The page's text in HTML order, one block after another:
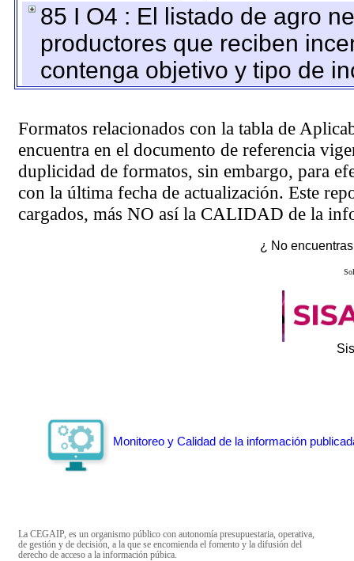
85 I O4 : El listado de agro
productores que reciben
contenga objetivo y tipo de
Formatos relacionados con la tabla de
encuentra en el documento de referencia
duplicidad de formatos, sin embargo, para
con la última fecha de actualización. Este
cargados, más NO así la CALIDAD de la
¿ No
Monitoreo y Calidad de la información
La CEGAIP, es un organismo público con autonomía presupuestaria, operativa,
de gestión y de decisión, a la que se encomienda el fomento y la difusión del
derecho de acceso a la información púbica.